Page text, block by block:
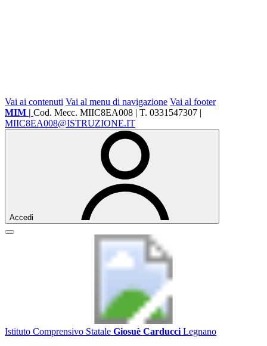
Vai ai contenuti Vai al menu di navigazione Vai al footer
MIM | Cod. Mecc. MIIC8EA008 | T. 0331547307 |
MIIC8EA008@ISTRUZIONE.IT
Accedi
Istituto Comprensivo Statale Giosuè Carducci Legnano